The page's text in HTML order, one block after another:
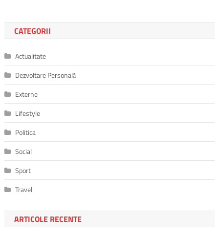
CATEGORII
Actualitate
Dezvoltare Personală
Externe
Lifestyle
Politica
Social
Sport
Travel
ARTICOLE RECENTE